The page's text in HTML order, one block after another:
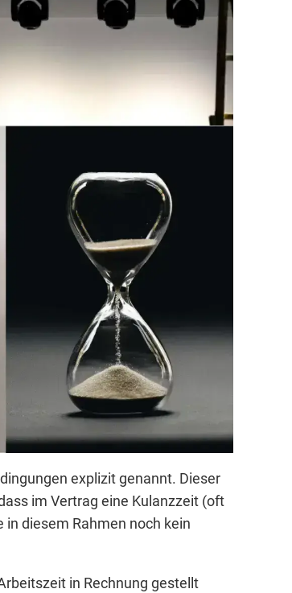
explizit genannt. Dieser
im Vertrag eine Kulanzzeit (oft
diesem Rahmen noch kein
in Rechnung gestellt